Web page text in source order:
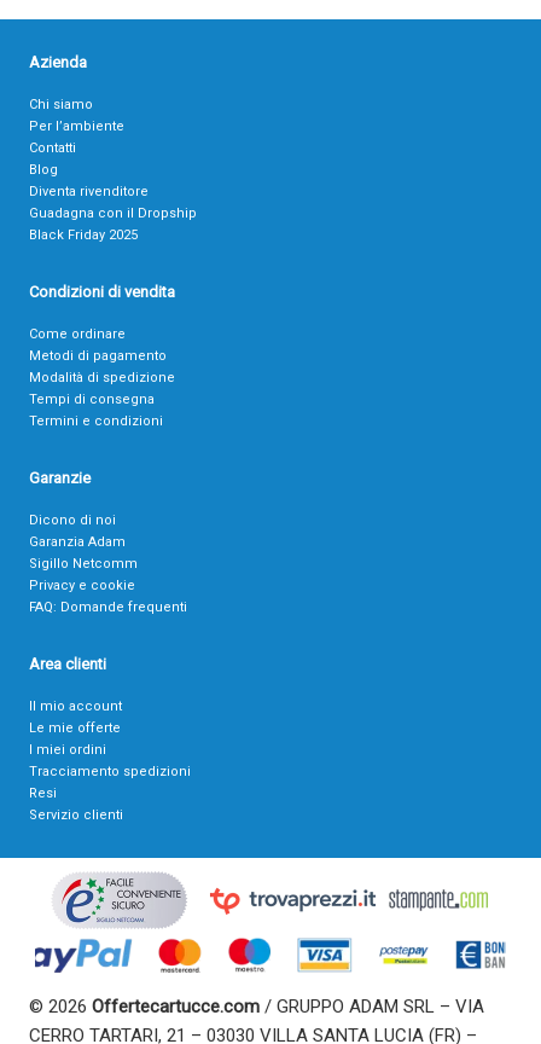
Azienda
Chi siamo
Per l’ambiente
Contatti
Blog
Diventa rivenditore
Guadagna con il Dropship
Black Friday 2025
Condizioni di vendita
Come ordinare
Metodi di pagamento
Modalità di spedizione
Tempi di consegna
Termini e condizioni
Garanzie
Dicono di noi
Garanzia Adam
Sigillo Netcomm
Privacy e cookie
FAQ: Domande frequenti
Area clienti
Il mio account
Le mie offerte
I miei ordini
Tracciamento spedizioni
Resi
Servizio clienti
© 2026 Offertecartucce.com / GRUPPO ADAM SRL – VIA
CERRO TARTARI, 21 – 03030 VILLA SANTA LUCIA (FR) –